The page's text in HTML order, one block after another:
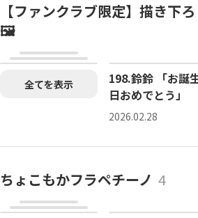
【ファンクラブ限定】描き下
🖼️
全てを表示
198.鈴鈴 「お誕生
日おめでとう」
2026.02.28
ちょこもかフラペチーノ 4